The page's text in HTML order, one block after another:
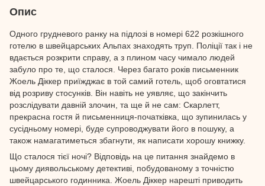
Опис
Одного грудневого ранку на підлозі в номері 622 розкішного
готелю в швейцарських Альпах знаходять труп. Поліції так і не
вдається розкрити справу, а з плином часу чимало людей
забуло про те, що сталося. Через багато років письменник
Жоель Діккер приїжджає в той самий готель, щоб оговтатися
від розриву стосунків. Він навіть не уявляє, що закінчить
розслідувати давній злочин, та ще й не сам: Скарлетт,
прекрасна гостя й письменниця-початківка, що зупинилась у
сусідньому номері, буде супроводжувати його в пошуку, а
також намагатиметься збагнути, як написати хорошу книжку.
Що сталося тієї ночі? Відповідь на це питання знайдемо в
цьому диявольському детективі, побудованому з точністю
швейцарського годинника. Жоель Діккер нарешті приводить